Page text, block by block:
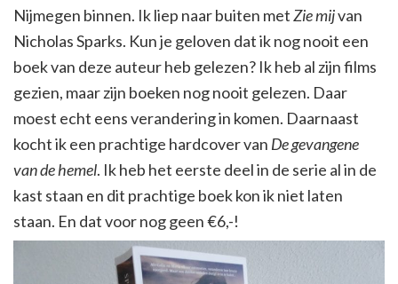
Nijmegen binnen. Ik liep naar buiten metZie mijvan
Nicholas Sparks. Kun je geloven dat ik nog nooit een
boek van deze auteur heb gelezen? Ik heb al zijn films
gezien, maar zijn boeken nog nooit gelezen. Daar
moest echt eens verandering in komen. Daarnaast
kocht ik een prachtige hardcover van De gevangene
van de hemel. Ik heb het eerste deel in de serie al in de
kast staan en dit prachtige boek kon ik niet laten
staan. En dat voor nog geen €6,-!